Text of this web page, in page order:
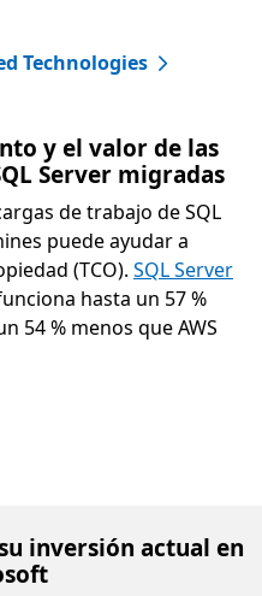
Technologies
y el valor de las
Server migradas
de trabajo de SQL
puede ayudar a
(TCO). SQL Server
hasta un 57 %
54 % menos que AWS
inversión actual en